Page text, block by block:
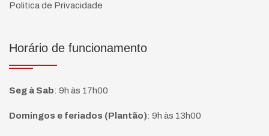
Politica de Privacidade
Horário de funcionamento
Seg à Sab: 9h às 17h00
Domingos e feriados (Plantão): 9h às 13h00